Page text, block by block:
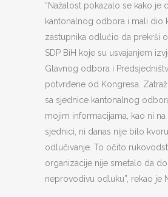
“Nažalost pokazalo se kako je
kantonalnog odbora i mali dio
zastupnika odlučio da prekrši
SDP BiH koje su usvajanjem
Glavnog odbora i
potvrđene od Kongresa.
sa sjednice kantonalnog
mojim informacijama, kao ni
sjednici, ni danas nije bilo
odlučivanje. To očito
organizacije nije smetalo da
neprovodivu odluku”, rekao je